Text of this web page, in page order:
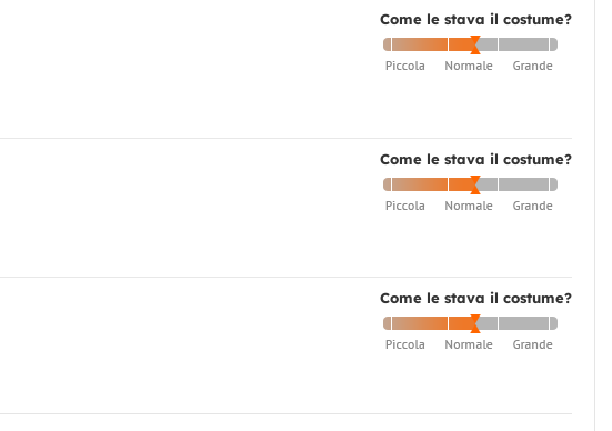
Come le stava il costume?
Come le stava il costume?
Come le stava il costume?